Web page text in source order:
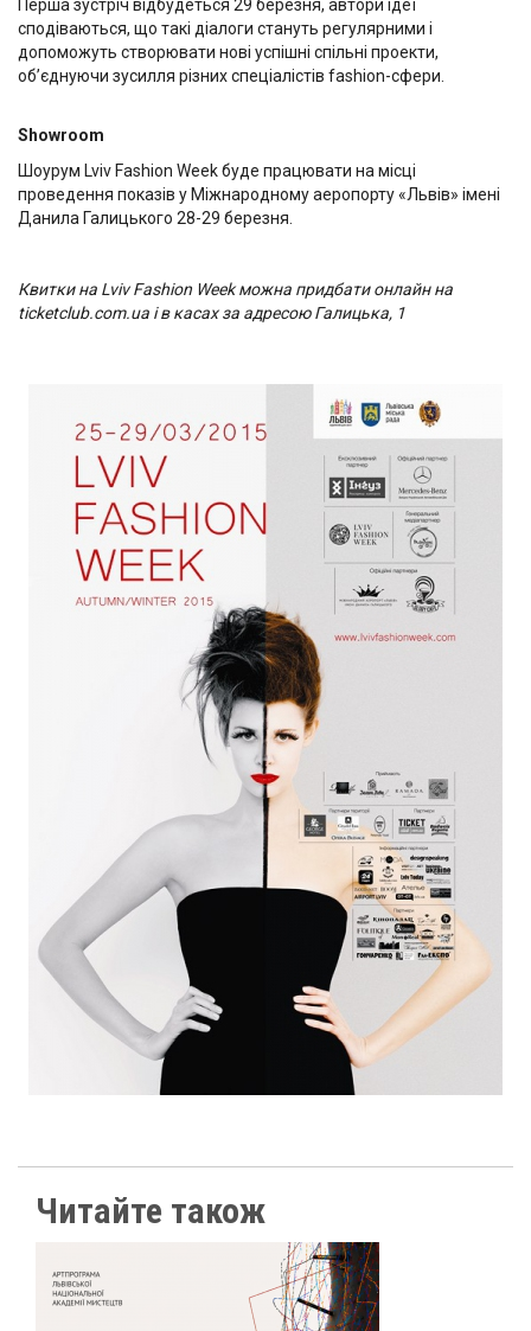
Перша зустріч відбудеться 29 березня, автори ідеї
сподіваються, що такі діалоги стануть регулярними і
допоможуть створювати нові успішні спільні проекти,
об’єднуючи зусилля різних спеціалістів fashion-сфери.
Showroom
Шоурум Lviv Fashion Week буде працювати на місці
проведення показів у Міжнародному аеропорту «Львів» імені
Данила Галицького 28-29 березня.
Квитки на Lviv Fashion Week можна придбати онлайн на
ticketclub.com.ua і в касах за адресою Галицька, 1
Читайте також